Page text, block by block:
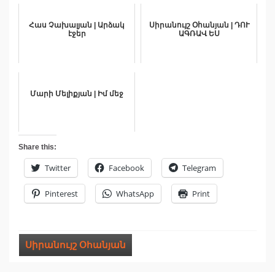
Հաս Չախալյան | Արձակ
էջեր
Սիրանույշ Օհանյան | ԴՈՒ
ԱԳՌԱՎ ԵՍ
Մարի Մելիքյան | Իմ մեջ
Share this:
Twitter Facebook Telegram
Pinterest WhatsApp Print
Սիրանույշ Օհանյան